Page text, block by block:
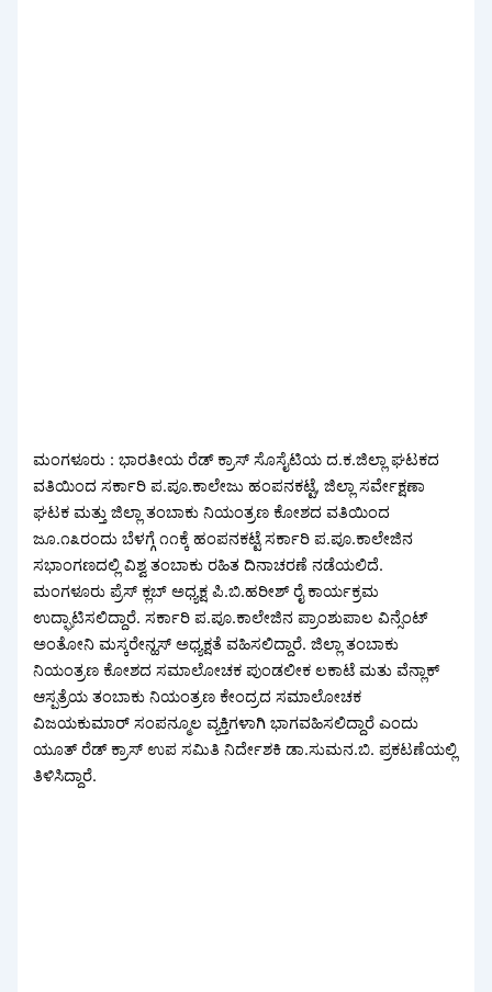
ಮಂಗಳೂರು : ಭಾರತೀಯ ರೆಡ್‌ ಕ್ರಾಸ್ ಸೊಸೈಟಿಯ ದ.ಕ.ಜಿಲ್ಲಾ ಘಟಕದ
ವತಿಯಿಂದ ಸರ್ಕಾರಿ ಪ.ಪೂ.ಕಾಲೇಜು ಹಂಪನಕಟ್ಟೆ, ಜಿಲ್ಲಾ ಸರ್ವೇಕ್ಷಣಾ
ಘಟಕ ಮತ್ತು ಜಿಲ್ಲಾ ತಂಬಾಕು ನಿಯಂತ್ರಣ ಕೋಶದ ವತಿಯಿಂದ
ಜೂ.೧೩ರಂದು ಬೆಳಗ್ಗೆ ೧೧ಕ್ಕೆ ಹಂಪನಕಟ್ಟೆ ಸರ್ಕಾರಿ ಪ.ಪೂ.ಕಾಲೇಜಿನ
ಸಭಾಂಗಣದಲ್ಲಿ ವಿಶ್ವ ತಂಬಾಕು ರಹಿತ ದಿನಾಚರಣೆ ನಡೆಯಲಿದೆ.
ಮಂಗಳೂರು ಪ್ರೆಸ್ ಕ್ಲಬ್ ಅಧ್ಯಕ್ಷ ಪಿ.ಬಿ.ಹರೀಶ್ ರೈ ಕಾರ್ಯಕ್ರಮ
ಉದ್ಘಾಟಿಸಲಿದ್ದಾರೆ. ಸರ್ಕಾರಿ ಪ.ಪೂ.ಕಾಲೇಜಿನ ಪ್ರಾಂಶುಪಾಲ ವಿನ್ಸೆಂಟ್
ಅಂತೋನಿ ಮಸ್ಕರೇನ್ಹಸ್ ಅಧ್ಯಕ್ಷತೆ ವಹಿಸಲಿದ್ದಾರೆ. ಜಿಲ್ಲಾ ತಂಬಾಕು
ನಿಯಂತ್ರಣ ಕೋಶದ ಸಮಾಲೋಚಕ ಪುಂಡಲೀಕ ಲಕಾಟೆ ಮತು ವೆನ್ಲಾಕ್
ಆಸ್ಪತ್ರೆಯ ತಂಬಾಕು ನಿಯಂತ್ರಣ ಕೇಂದ್ರದ ಸಮಾಲೋಚಕ
ವಿಜಯಕುಮಾರ್ ಸಂಪನ್ಮೂಲ ವ್ಯಕ್ತಿಗಳಾಗಿ ಭಾಗವಹಿಸಲಿದ್ದಾರೆ ಎಂದು
ಯೂತ್ ರೆಡ್‌ ಕ್ರಾಸ್ ಉಪ ಸಮಿತಿ ನಿರ್ದೇಶಕಿ ಡಾ.ಸುಮನ.ಬಿ. ಪ್ರಕಟಣೆಯಲ್ಲಿ
ತಿಳಿಸಿದ್ದಾರೆ.